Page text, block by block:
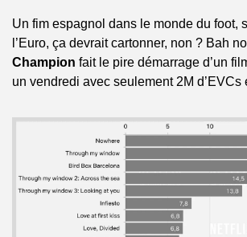
Un fim espagnol dans le monde du foot,
l’Euro, ça devrait cartonner, non ? Bah
Champion fait le pire démarrage d’un
un vendredi avec seulement 2M d’EVCs